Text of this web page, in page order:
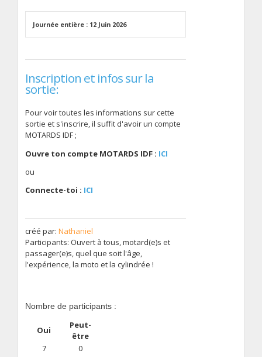
Journée entière : 12 Juin 2026
Inscription et infos sur la
sortie:
Pour voir toutes les informations sur cette
sortie et s'inscrire, il suffit d'avoir un compte
MOTARDS IDF ;
Ouvre ton compte MOTARDS IDF : ICI
ou
Connecte-toi : ICI
créé par:Nathaniel
Participants: Ouvert à tous, motard(e)s et
passager(e)s, quel que soit l'âge,
l'expérience, la moto et la cylindrée !
Nombre de participants :
Oui
Peut-
être
7
0